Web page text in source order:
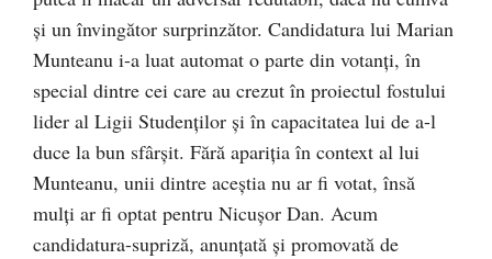
şi un învingător surprinzător. Candidatura lui Marian
Munteanu i-a luat automat o parte din votanţi, în
special dintre cei care au crezut în proiectul fostului
lider al Ligii Studenţilor şi în capacitatea lui de a-l
duce la bun sfârşit. Fără apariţia în context al lui
Munteanu, unii dintre aceştia nu ar fi votat, însă
mulţi ar fi optat pentru Nicuşor Dan. Acum
candidatura-supriză, anunţată şi promovată de